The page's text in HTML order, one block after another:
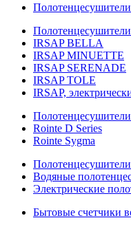
IRSAP BELLA
IRSAP MINUETTE
IRSAP SERENADE
IRSAP TOLE
IRSAP,
Rointe D Series
Rointe Sygma
Водяные
Электрические
Бытовые счетчики